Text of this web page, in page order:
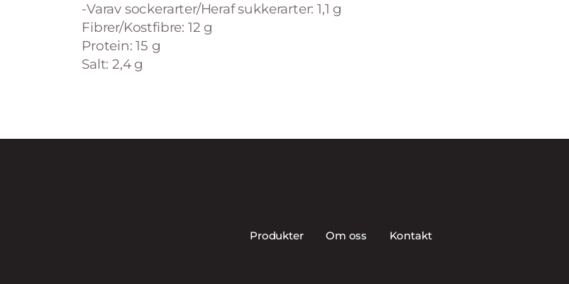
-Varav sockerarter/Heraf sukkerarter: 1,1 g
Fibrer/Kostfibre: 12 g
Protein: 15 g
Salt: 2,4 g
Produkter Om oss Kontakt